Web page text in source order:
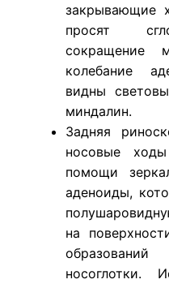
закрывающие
просят
сокращение
колебание
видны
миндалин.
Задняя
носовые
помощи
аденоиды,
на
носоглотки.